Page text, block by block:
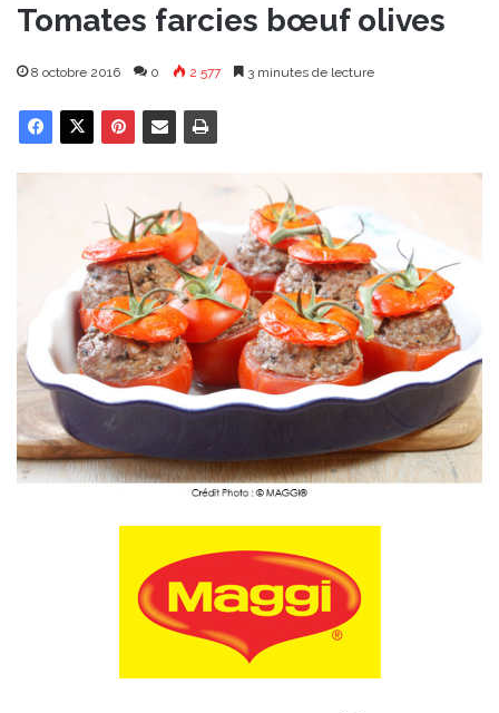
Tomates farcies bœuf olives
8 octobre 2016 0 2 577 3 minutes de lecture